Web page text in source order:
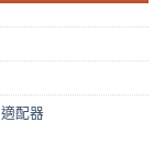
適配器